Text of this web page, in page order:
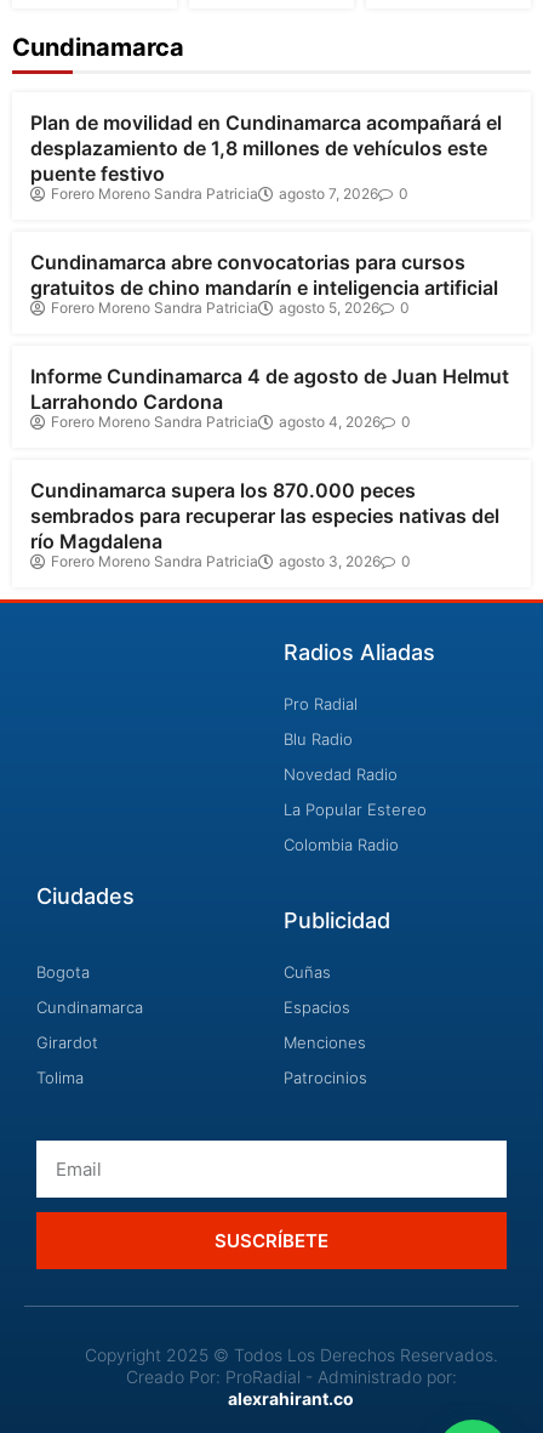
Cundinamarca
Bogotá Cundinamarca
Plan de movilidad en Cundinamarca acompañará el
desplazamiento de 1,8 millones de vehículos este
puente festivo
Forero Moreno Sandra Patricia agosto 7, 2026 0
Cundinamarca
Cundinamarca abre convocatorias para cursos
gratuitos de chino mandarín e inteligencia artificial
Forero Moreno Sandra Patricia agosto 5, 2026 0
Cundinamarca
Informe Cundinamarca 4 de agosto de Juan Helmut
Larrahondo Cardona
Forero Moreno Sandra Patricia agosto 4, 2026 0
Cundinamarca
Cundinamarca supera los 870.000 peces
sembrados para recuperar las especies nativas del
río Magdalena
Forero Moreno Sandra Patricia agosto 3, 2026 0
Radios Aliadas
Pro Radial
Blu Radio
Novedad Radio
La Popular Estereo
Colombia Radio
Ciudades
Bogota
Cundinamarca
Girardot
Tolima
Publicidad
Cuñas
Espacios
Menciones
Patrocinios
SUSCRÍBETE
Copyright 2025 © Todos Los Derechos Reservados.
Creado Por: ProRadial - Administrado por:
alexrahirant.co